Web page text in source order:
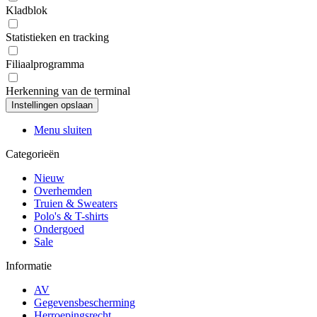
Kladblok
Statistieken en tracking
Filiaalprogramma
Herkenning van de terminal
Menu sluiten
Categorieën
Nieuw
Overhemden
Truien & Sweaters
Polo's & T-shirts
Ondergoed
Sale
Informatie
AV
Gegevensbescherming